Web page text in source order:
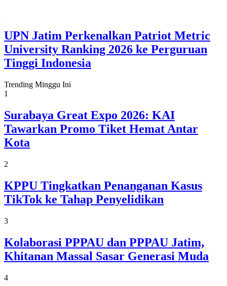
UPN Jatim Perkenalkan Patriot Metric
University Ranking 2026 ke Perguruan
Tinggi Indonesia
Trending Minggu Ini
1
Surabaya Great Expo 2026: KAI
Tawarkan Promo Tiket Hemat Antar
Kota
2
KPPU Tingkatkan Penanganan Kasus
TikTok ke Tahap Penyelidikan
3
Kolaborasi PPPAU dan PPPAU Jatim,
Khitanan Massal Sasar Generasi Muda
4